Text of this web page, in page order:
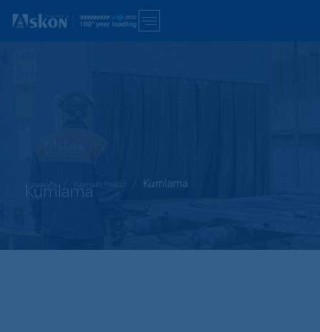
Kumlama
Anasayfa Kumlama